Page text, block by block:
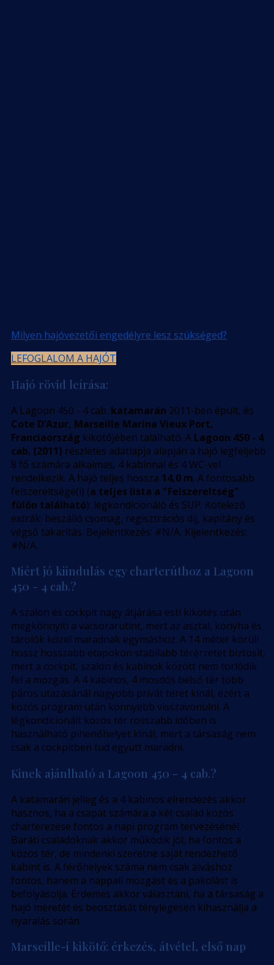
Milyen hajóvezetői engedélyre lesz szükséged?
LEFOGLALOM A HAJÓT
Hajó rövid leírása:
A Lagoon 450 - 4 cab. katamarán 2011-ben épült, és
Cote D’Azur, Marseille Marina Vieux Port,
Franciaország kikötőjében található. A Lagoon 450 - 4
cab. (2011) részletes adatlapja alapján a hajó legfeljebb
8 fő számára alkalmas, 4 kabinnal és 4 WC-vel
rendelkezik. A hajó teljes hossza 14,0 m. A fontosabb
felszereltsége(i) (a teljes lista a "Felszereltség"
fülön található): légkondicionáló és SUP. Kötelező
extrák: beszálló csomag, regisztrációs díj, kapitány és
végső takarítás. Bejelentkezés: #N/A, Kijelentkezés:
#N/A.
Miért jó kiindulás egy charterúthoz a Lagoon
450 - 4 cab.?
A szalon és cockpit nagy átjárása esti kikötés után
megkönnyíti a vacsorarutint, mert az asztal, konyha és
tárolók közel maradnak egymáshoz. A 14 méter körüli
hossz hosszabb etapokon stabilabb térérzetet biztosít,
mert a cockpit, szalon és kabinok között nem torlódik
fel a mozgás. A 4 kabinos, 4 mosdós belső tér több
páros utazásánál nagyobb privát teret kínál, ezért a
közös program után könnyebb visszavonulni. A
légkondicionált közös tér rosszabb időben is
használható pihenőhelyet kínál, mert a társaság nem
csak a cockpitben tud együtt maradni.
Kinek ajánlható a Lagoon 450 - 4 cab.?
A katamarán jelleg és a 4 kabinos elrendezés akkor
hasznos, ha a csapat számára a két család közös
charterezése fontos a napi program tervezésénél.
Baráti családoknak akkor működik jól, ha fontos a
közös tér, de mindenki szeretne saját rendezhető
kabint is. A férőhelyek száma nem csak alváshoz
fontos, hanem a nappali mozgást és a pakolást is
befolyásolja. Érdemes akkor választani, ha a társaság a
hajó méretét és beosztását ténylegesen kihasználja a
nyaralás során.
Marseille-i kikötő: érkezés, átvétel, első nap